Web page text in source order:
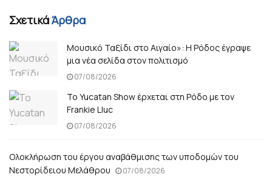
ΣχετικάΆρθρα
Μουσικό Ταξίδι στο Αιγαίο»: Η Ρόδος έγραψε
μια νέα σελίδα στον πολιτισμό
07/08/2026
Το Yucatan Show έρχεται στη Ρόδο με τον
Frankie Lluc
07/08/2026
Ολοκλήρωση του έργου αναβάθμισης των υποδομών του
Νεστορίδειου Μελάθρου
07/08/2026